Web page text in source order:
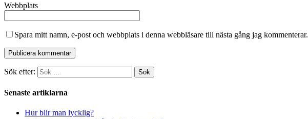
Webbplats
Spara mitt namn, e-post och webbplats i denna webbläsare till nästa gång jag kommenterar.
Sök efter:
Senaste artiklarna
Hur blir man lycklig?